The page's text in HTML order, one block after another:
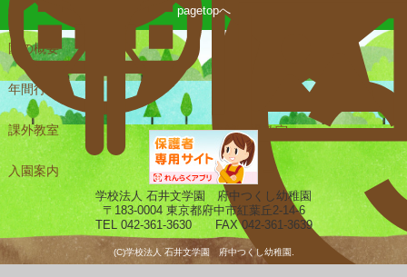
園の概要
年間行事
課外教室 未就園児教室
入園案内 ギャラリー
pagetopへ
学校法人 石井文学園 府中つくし幼稚園
〒183-0004 東京都府中市紅葉丘2-14-6
TEL 042-361-3630 FAX 042-361-3639
(C)学校法人 石井文学園 府中つくし幼稚園.